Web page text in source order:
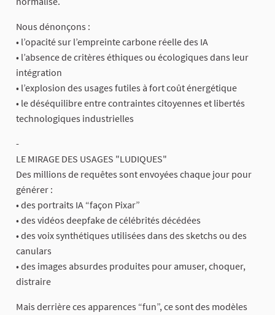
Nous dénonçons :
• l’opacité sur l’empreinte carbone réelle des IA
• l’absence de critères éthiques ou écologiques dans leur
intégration
• l’explosion des usages futiles à fort coût énergétique
• le déséquilibre entre contraintes citoyennes et libertés
technologiques industrielles
-
LE MIRAGE DES USAGES "LUDIQUES"
Des millions de requêtes sont envoyées chaque jour pour
générer :
• des portraits IA “façon Pixar”
• des vidéos deepfake de célébrités décédées
• des voix synthétiques utilisées dans des sketchs ou des
canulars
• des images absurdes produites pour amuser, choquer,
distraire
Mais derrière ces apparences “fun”, ce sont des modèles